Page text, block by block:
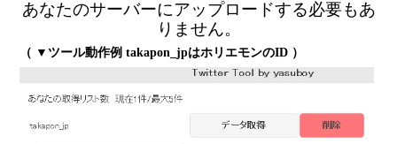
あなたのサーバーにアップロードする必要もあ
りません。
（ ▼ツール動作例 takapon_jpはホリエモンのID ）